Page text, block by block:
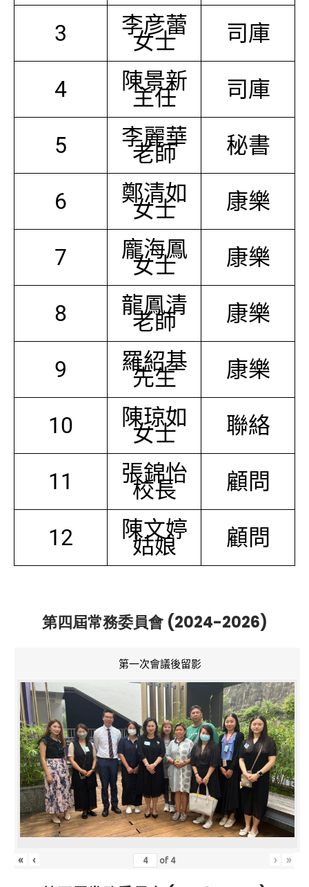
3 李彦蕾
女士 司庫
4 陳景新
主任 司庫
5 李麗華
老師 秘書
6 鄭清如
女士 康樂
7 龐海鳳
女士 康樂
8 龍鳳清
老師 康樂
9 羅紹基
先生 康樂
10 陳琼如
女士 聯絡
11 張錦怡
校長 顧問
12 陳文婷
姑娘 顧問
第四屆常務委員會 (2024-2026)
第一次會議後留影
« ‹ of 4 › »